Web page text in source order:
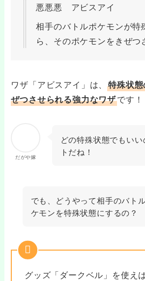
悪悪悪 アビスアイ
相手のバトルポケモンが特
ら、そのポケモンをきぜつ
ワザ「アビスアイ」は、特殊状
ぜつさせられる強力なワザです！
だがや嫁
どの特殊状態でもい
トだね！
でも、どうやって相手のバト
ケモンを特殊状態にするの？
グッズ「ダークベル」を使え